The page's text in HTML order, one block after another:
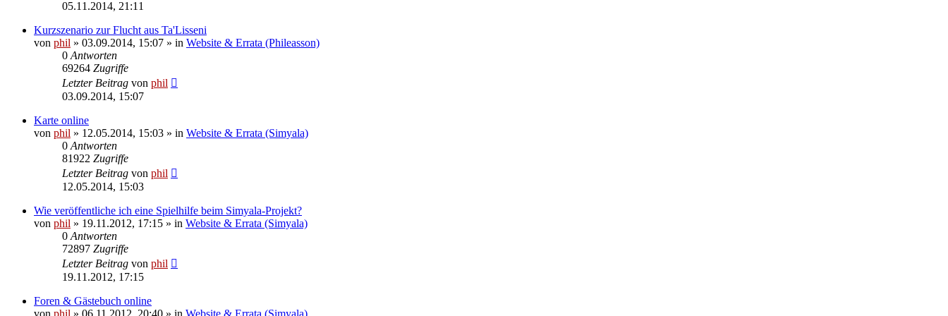
05.11.2014, 21:11
Kurzszenario zur Flucht aus Ta'Lisseni
von phil » 03.09.2014, 15:07 » in Website & Errata (Phileasson)
0 Antworten
69264 Zugriffe
Letzter Beitrag von phil
03.09.2014, 15:07
Karte online
von phil » 12.05.2014, 15:03 » in Website & Errata (Simyala)
0 Antworten
81922 Zugriffe
Letzter Beitrag von phil
12.05.2014, 15:03
Wie veröffentliche ich eine Spielhilfe beim Simyala-Projekt?
von phil » 19.11.2012, 17:15 » in Website & Errata (Simyala)
0 Antworten
72897 Zugriffe
Letzter Beitrag von phil
19.11.2012, 17:15
Foren & Gästebuch online
von phil » 06.11.2012, 20:40 » in Website & Errata (Simyala)